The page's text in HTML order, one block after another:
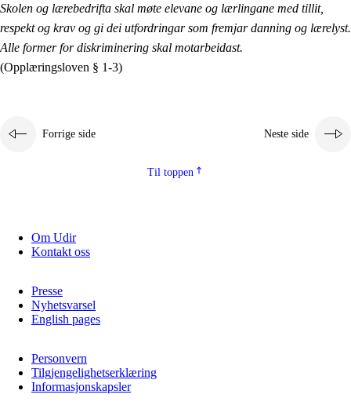
Skolen og lærebedrifta skal møte elevane og lærlingane med tillit,
respekt og krav og gi dei utfordringar som fremjar danning og lærelyst.
Alle former for diskriminering skal motarbeidast.
(Opplæringsloven § 1-3)
Forrige side Neste side
Til toppen
Om Udir
Kontakt oss
Presse
Nyhetsvarsel
English pages
Personvern
Tilgjengelighetserklæring
Informasjonskapsler